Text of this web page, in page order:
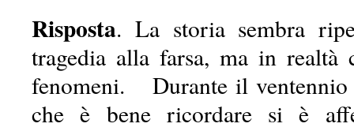
Risposta. La storia sembra
tragedia alla farsa, ma in realtà
fenomeni. Durante il ventennio
che è bene ricordare si è